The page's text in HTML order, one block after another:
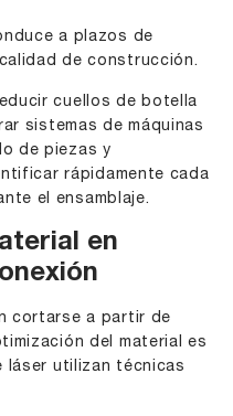
a plazos de
de construcción.
cuellos de botella
sistemas de máquinas
de piezas y
rápidamente cada
el ensamblaje.
en
cortarse a partir de
del material es
láser utilizan técnicas